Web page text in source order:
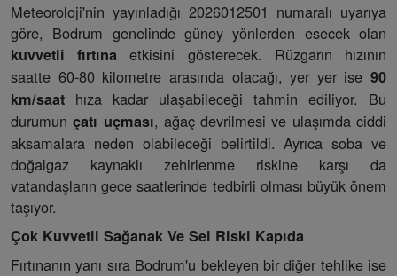
Meteoroloji'nin yayınladığı 2026012501 numaralı uyarıya
göre, Bodrum genelinde güney yönlerden esecek olan
kuvvetli fırtına etkisini gösterecek. Rüzgarın hızının
saatte 60-80 kilometre arasında olacağı, yer yer ise 90
km/saat hıza kadar ulaşabileceği tahmin ediliyor. Bu
durumunçatı uçması, ağaç devrilmesi ve ulaşımda ciddi
aksamalara neden olabileceği belirtildi. Ayrıca soba ve
doğalgaz kaynaklı zehirlenme riskine karşı da
vatandaşların gece saatlerinde tedbirli olması büyük önem
taşıyor.
Çok Kuvvetli Sağanak Ve Sel Riski Kapıda
Fırtınanın yanı sıra Bodrum'u bekleyen bir diğer tehlike ise